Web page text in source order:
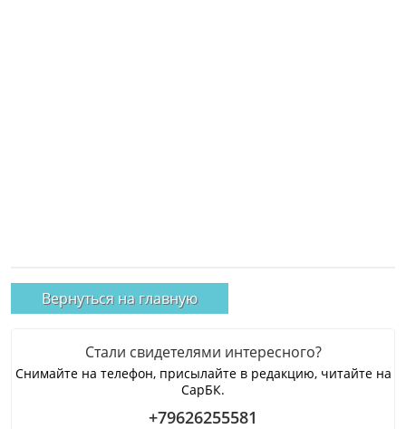
Вернуться на главную
Стали свидетелями интересного?
Снимайте на телефон, присылайте в редакцию, читайте на
СарБК.
+79626255581